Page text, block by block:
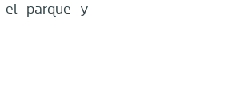
el parque y